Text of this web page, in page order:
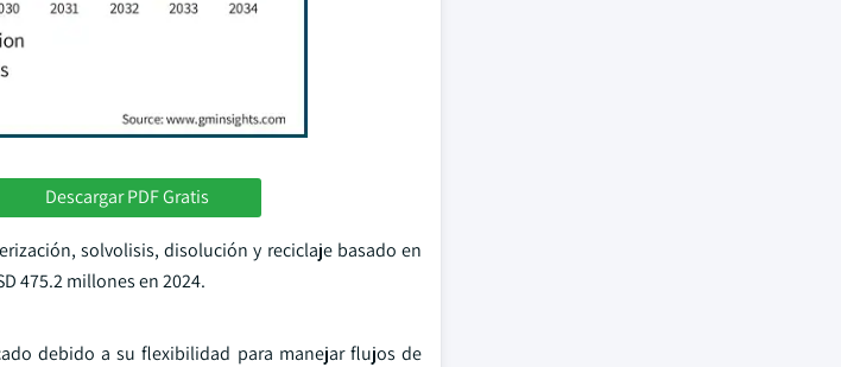
Descargar PDF Gratis
solvolisis, disolución y reciclaje basado en
475.2 millones en 2024.
debido a su flexibilidad para manejar flujos de